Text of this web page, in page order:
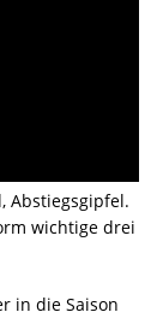
Abstiegsgipfel.
wichtige drei
in die Saison